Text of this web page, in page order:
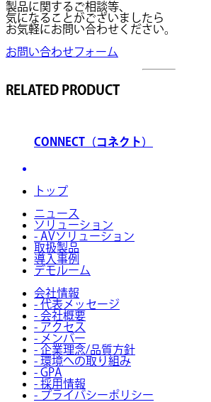
製品に関するご相談等、
気になることがございましたら
お気軽にお問い合わせください。
お問い合わせフォーム
RELATED PRODUCT
CONNECT（コネクト）
トップ
ニュース
ソリューション
- AVソリューション
取扱製品
導入事例
デモルーム
会社情報
- 代表メッセージ
- 会社概要
- アクセス
- メンバー
- 企業理念/品質方針
- 環境への取り組み
- GPA
- 採用情報
- プライバシーポリシー